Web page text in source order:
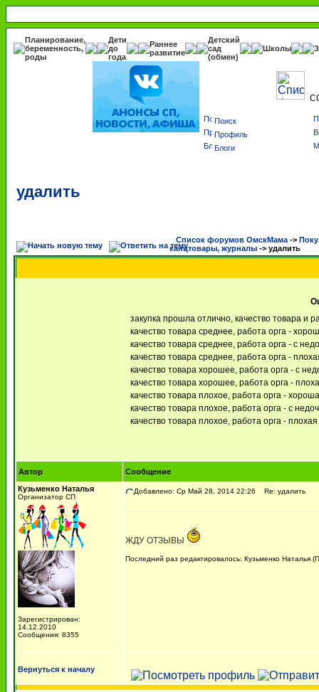
Планирование,
беременность,
роды
Дети
до
года
Раннее
развитие
Детский
сад
(обмен)
Школы
Поиск
Профиль
Блоги
удалить
Список форумов ОмскМама ->
канцтовары, журналы -> удалить
закупка прошла отлично, качество товара и
качество товара среднее, работа орга -
качество товара среднее, работа орга - с
качество товара среднее, работа орга -
качество товара хорошее, работа орга - с
качество товара хорошее, работа орга -
качество товара плохое, работа орга -
качество товара плохое, работа орга - с
качество товара плохое, работа орга - плохая
Автор
Сообщение
Кузьменко Наталья
Организатор СП
Зарегистрирован:
14.12.2010
Сообщения: 8355
Добавлено: Ср Май 28, 2014 22:26 Re: удалить
ЖДУ ОТЗЫВЫ
Последний раз редактировалось: Кузьменко Наталья
Вернуться к началу